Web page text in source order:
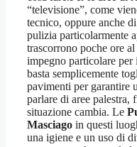
“televisione”, come
tecnico, oppure anche
pulizia particolarmente
trascorrono poche ore
impegno particolare
basta semplicemente
pavimenti per garantire
parlare di aree palestra,
situazione cambia. Le
Masciago in questi
una igiene e un uso di